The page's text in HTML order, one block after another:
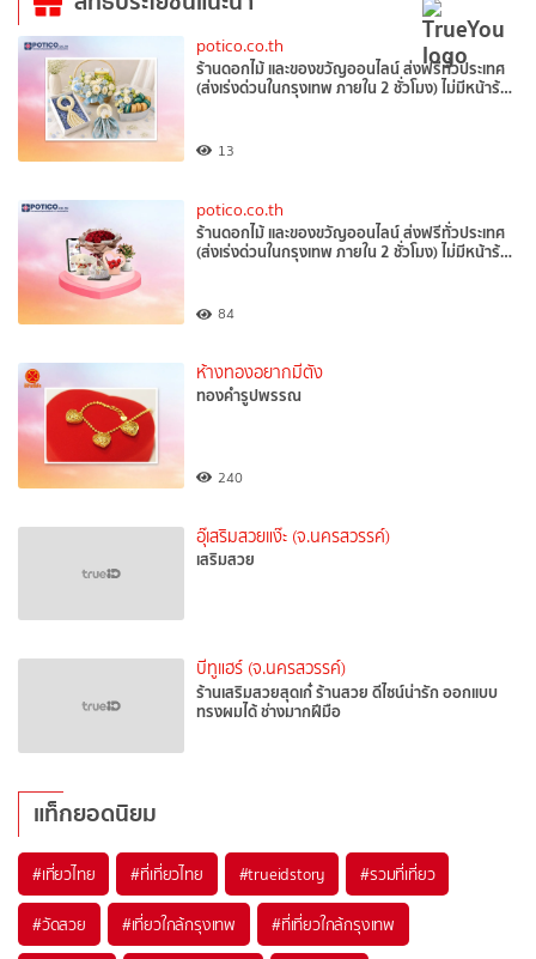
potico.co.th
ร้านดอกไม้ และของขวัญออนไลน์ ส่งฟรีทั่วประเทศ
(ส่งเร่งด่วนในกรุงเทพ ภายใน 2 ชั่วโมง) ไม่มีหน้าร้…
13
potico.co.th
ร้านดอกไม้ และของขวัญออนไลน์ ส่งฟรีทั่วประเทศ
(ส่งเร่งด่วนในกรุงเทพ ภายใน 2 ชั่วโมง) ไม่มีหน้าร้…
84
ห้างทองอยากมีตัง
ทองคำรูปพรรณ
240
อุ๊เสริมสวยแง๊ะ (จ.นครสวรรค์)
เสริมสวย
บีทูแฮร์ (จ.นครสวรรค์)
ร้านเสริมสวย​สุดเก๋​ ร้านสวย​ ดีไซน์​น่ารัก​ ออกแบบ
ทรงผมได้​ ช่างมากฝีมือ​
แท็กยอดนิยม
#เที่ยวไทย #ที่เที่ยวไทย #trueidstory #รวมที่เที่ยว
#วัดสวย #เที่ยวใกล้กรุงเทพ #ที่เที่ยวใกล้กรุงเทพ